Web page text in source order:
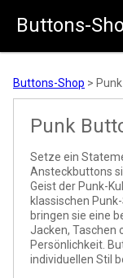
Zum Inhalt springen
Buttons-
Buttons-Shop >
Punk
Setze ein
Ansteckbuttons
Geist der Punk-
klassischen
bringen sie eine
Jacken, Taschen
Persönlichkeit.
individuellen Stil